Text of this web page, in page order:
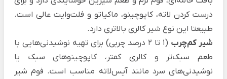
درست کردن لاته، کاپوچینو، ماکیاتو و فلت‌وایت عالی است.
طبیعتا این نوع شیر کالری بالاتری دارد.
شیر کم‌چرب
(۱ تا ۲ درصد چربی) برای تهیه نوشیدنی‌هایی با
طعم سبک‌تر و کالری کمتر، کاپوچینوهای سبک یا
نوشیدنی‌های سرد مانند آیس‌لاته مناسب است. فوم شیر